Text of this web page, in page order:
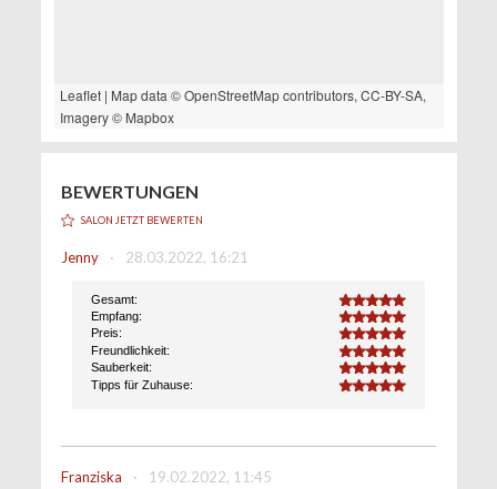
Leaflet| Map data ©OpenStreetMapcontributors, CC-BY-SA,
Imagery © Mapbox
BEWERTUNGEN
SALON JETZT BEWERTEN
Jenny · 28.03.2022, 16:21
Gesamt: 5.0
Empfang: 5.0
Preis: 5.0
Freundlichkeit: 5.0
Sauberkeit: 5.0
Tipps für Zuhause: 5.0
Franziska · 19.02.2022, 11:45